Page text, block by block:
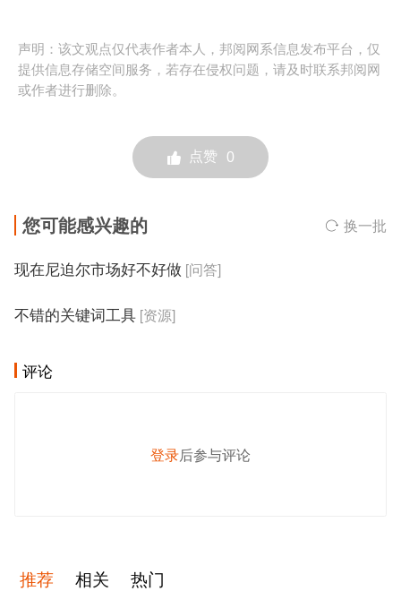
声明：该文观点仅代表作者本人，邦阅网系信息发布平台，仅
提供信息存储空间服务，若存在侵权问题，请及时联系邦阅网
或作者进行删除。
点赞 0
您可能感兴趣的 换一批
现在尼迫尔市场好不好做 [问答]
不错的关键词工具 [资源]
评论
登录后参与评论
推荐 相关
热门